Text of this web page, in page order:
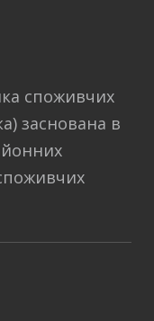
споживчих
заснована в